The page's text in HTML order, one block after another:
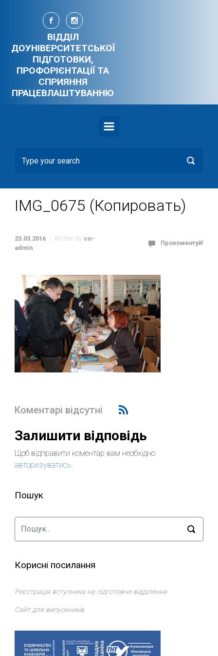
Skip to main content
ВІДДІЛ
ДОУНІВЕРСИТЕТСЬКОЇ
ПІДГОТОВКИ,
ПРОФОРІЄНТАЦІЇ ТА
СПРИЯННЯ
ПРАЦЕВЛАШТУВАННЮ
IMG_0675 (Копировать)
23.03.2016 Written by co-
admin
Прокоментуй!
Коментарі відсутні
Залишити відповідь
Щоб відправити коментар вам необхідно
авторизуватись.
Пошук
Корисні посилання
Реєстрація вступника на підготовче відділення
Сайт для випускників